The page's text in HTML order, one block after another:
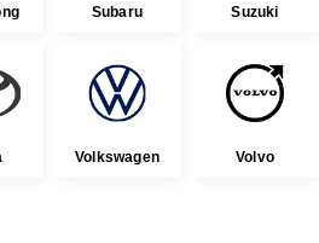
Subaru Suzuki
Volkswagen Volvo